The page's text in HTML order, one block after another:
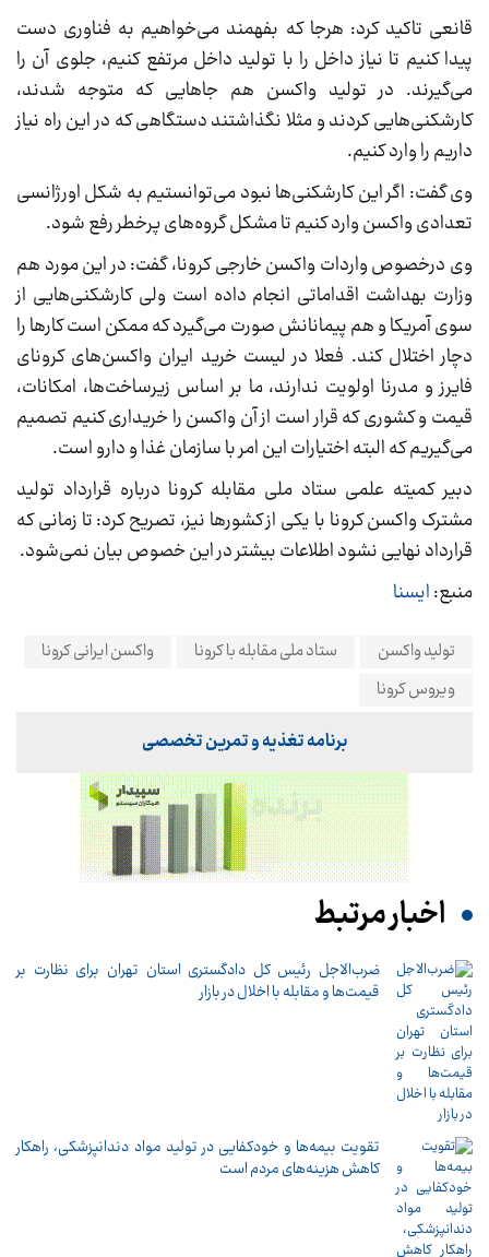
قانعی تاکید کرد: هرجا که بفهمند می‌خواهیم به فناوری دست
پیدا کنیم تا نیاز داخل را با تولید داخل مرتفع کنیم، جلوی آن را
می‌گیرند. در تولید واکسن هم جاهایی که متوجه شدند،
کارشکنی‌هایی کردند و مثلا نگذاشتند دستگاهی که در این راه نیاز
داریم را وارد کنیم.
وی گفت: اگر این کارشکنی‌ها نبود می‌توانستیم به شکل اورژانسی
تعدادی واکسن وارد کنیم تا مشکل گروه‌های پرخطر رفع شود.
وی درخصوص واردات واکسن خارجی کرونا، گفت: در این مورد هم
وزارت بهداشت اقداماتی انجام داده است ولی کارشکنی‌هایی از
سوی آمریکا و هم پیمانانش صورت می‌گیرد که ممکن است کارها را
دچار اختلال کند. فعلا در لیست خرید ایران واکسن‌های کرونای
فایرز و مدرنا اولویت ندارند، ما بر اساس زیرساخت‌ها، امکانات،
قیمت و کشوری که قرار است از آن واکسن را خریداری کنیم تصمیم
می‌گیریم که البته اختیارات این امر با سازمان غذا و دارو است.
دبیر کمیته علمی ستاد ملی مقابله کرونا درباره قرارداد تولید
مشترک واکسن کرونا با یکی از کشورها نیز، تصریح کرد: تا زمانی که
قرارداد نهایی نشود اطلاعات بیشتر در این خصوص بیان نمی‌شود.
منبع:ایسنا
تولید واکسن ستاد ملی مقابله با کرونا
واکسن ایرانی کرونا
ویروس کرونا
برنامه تغذیه و تمرین تخصصی
اخبار مرتبط
ضرب‌الاجل رئیس کل دادگستری استان تهران برای نظارت بر
قیمت‌ها و مقابله با اخلال در بازار
تقویت بیمه‌ها و خودکفایی در تولید مواد دندانپزشکی، راهکار
کاهش هزینه‌های مردم است